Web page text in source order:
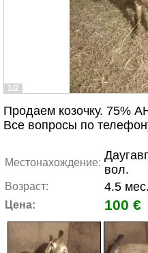
1/2
Продаем козочку. 75%
Все вопросы по
Местонахождение:
вол.
Возраст: 4.5 мес.
Цена: 100 €